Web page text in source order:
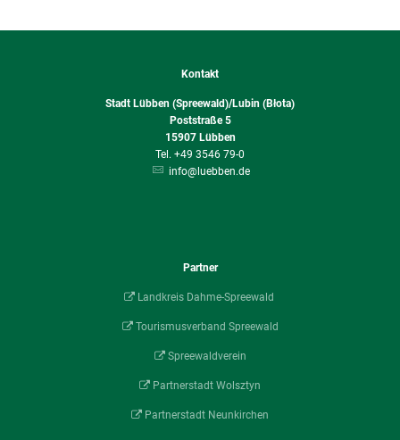
Kontakt
Stadt Lübben (Spreewald)/Lubin (Błota)
Poststraße 5
15907 Lübben
+49 3546 79-0
info@luebben.de
Partner
Landkreis Dahme-Spreewald
Tourismusverband Spreewald
Spreewaldverein
Partnerstadt Wolsztyn
Partnerstadt Neunkirchen